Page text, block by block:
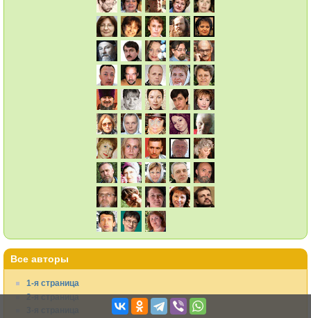
Все авторы
1-я страница
2-я страница